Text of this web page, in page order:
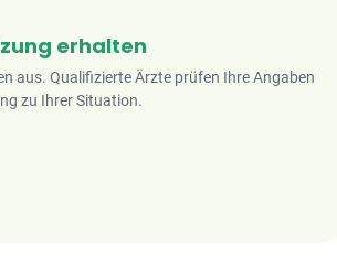
erhalten
aus. Qualifizierte Ärzte prüfen Ihre Angaben
zu Ihrer Situation.